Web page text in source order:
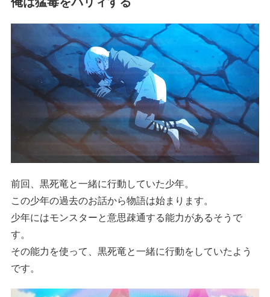
前回、黒死竜と一緒に行動していた少年。
この少年の過去のお話から物語は始まります。
少年にはモンスターと意思疎通する能力があるそうで
す。
その能力を使って、黒死竜と一緒に行動をしていたよう
です。